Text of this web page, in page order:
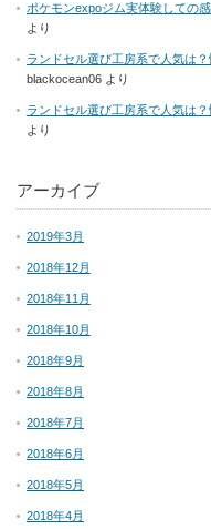
ポケモンexpoジム実体験しての
より
ランドセル選び工房系で人気は
blackocean06 より
ランドセル選び工房系で人気は
より
アーカイブ
2019年3月
2018年12月
2018年11月
2018年10月
2018年9月
2018年8月
2018年7月
2018年6月
2018年5月
2018年4月